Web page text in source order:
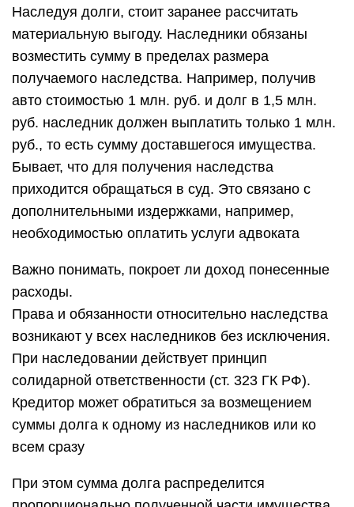
Наследуя долги, стоит заранее рассчитать
материальную выгоду. Наследники обязаны
возместить сумму в пределах размера
получаемого наследства. Например, получив
авто стоимостью 1 млн. руб. и долг в 1,5 млн.
руб. наследник должен выплатить только 1 млн.
руб., то есть сумму доставшегося имущества.
Бывает, что для получения наследства
приходится обращаться в суд. Это связано с
дополнительными издержками, например,
необходимостью оплатить услуги адвоката
Важно понимать, покроет ли доход понесенные
расходы.
Права и обязанности относительно наследства
возникают у всех наследников без исключения.
При наследовании действует принцип
солидарной ответственности (ст. 323 ГК РФ).
Кредитор может обратиться за возмещением
суммы долга к одному из наследников или ко
всем сразу
При этом сумма долга распределится